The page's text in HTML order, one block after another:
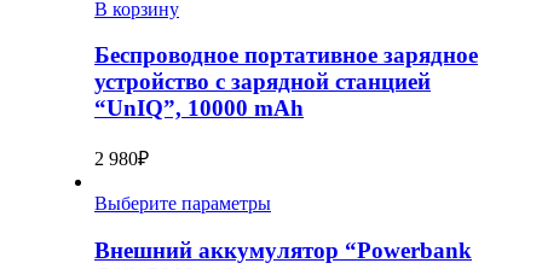
В корзину
Беспроводное портативное зарядное
устройство с зарядной станцией
“UnIQ”, 10000 mAh
2 980₽
Выберите параметры
Внешний аккумулятор “Powerbank